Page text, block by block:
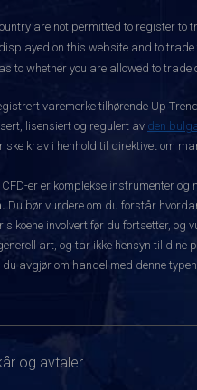
are not permitted to register to
on this website and to
to whether you are allowed to
varemerke tilhørende Up
lisensiert og regulert av den
krav i henhold til direktivet om
CFD-er er komplekse instrumenter
Du bør vurdere om du forstår
involvert før du fortsetter, og
art, og tar ikke hensyn til dine
avgjør om handel med denne
og avtaler